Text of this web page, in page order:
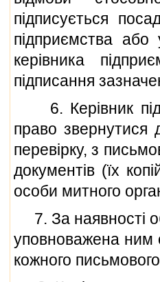
пiдписується
пiдприємства
керiвника
пiдписання
6. Керiвник
право звернутися
перевiрку, з
документiв (їх
особи митного
7. За наявностi
уповноважена ним
кожного